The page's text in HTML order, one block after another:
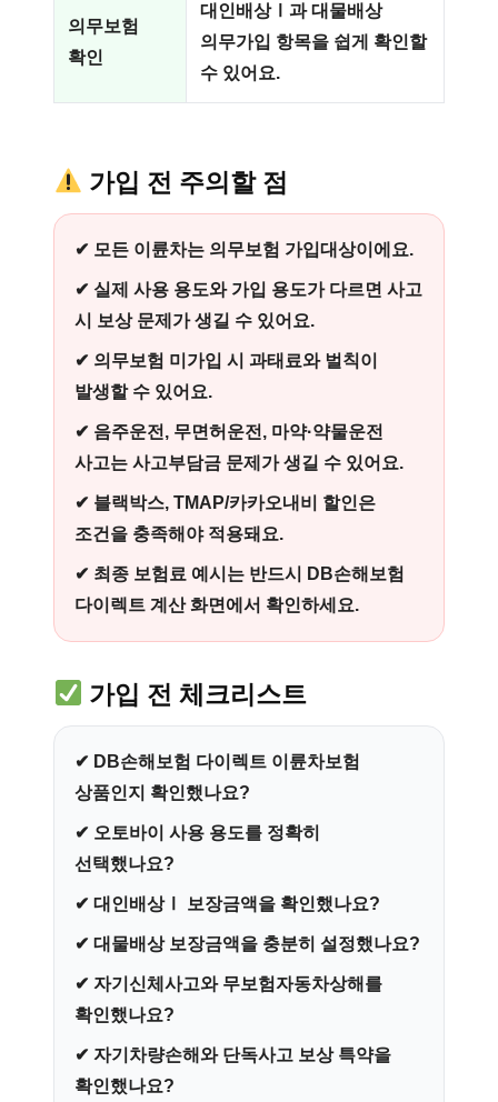
의무보험
확인
대인배상Ⅰ과 대물배상
의무가입 항목을 쉽게 확인할
수 있어요.
가입 전 주의할 점
✔ 모든 이륜차는 의무보험 가입대상이에요.
✔ 실제 사용 용도와 가입 용도가 다르면 사고
시 보상 문제가 생길 수 있어요.
✔ 의무보험 미가입 시 과태료와 벌칙이
발생할 수 있어요.
✔ 음주운전, 무면허운전, 마약·약물운전
사고는 사고부담금 문제가 생길 수 있어요.
✔ 블랙박스, TMAP/카카오내비 할인은
조건을 충족해야 적용돼요.
✔ 최종 보험료 예시는 반드시 DB손해보험
다이렉트 계산 화면에서 확인하세요.
가입 전 체크리스트
✔ DB손해보험 다이렉트 이륜차보험
상품인지 확인했나요?
✔ 오토바이 사용 용도를 정확히
선택했나요?
✔ 대인배상Ⅰ 보장금액을 확인했나요?
✔ 대물배상 보장금액을 충분히 설정했나요?
✔ 자기신체사고와 무보험자동차상해를
확인했나요?
✔ 자기차량손해와 단독사고 보상 특약을
확인했나요?